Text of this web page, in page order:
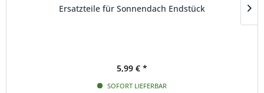
Ersatzteile für Sonnendach Endstück
5,99 € *
SOFORT LIEFERBAR